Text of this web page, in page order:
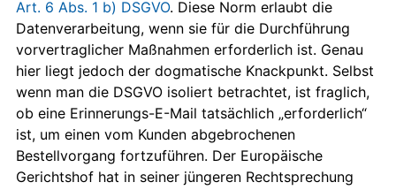
Art. 6 Abs. 1 b) DSGVO. Diese Norm erlaubt die
Datenverarbeitung, wenn sie für die Durchführung
vorvertraglicher Maßnahmen erforderlich ist. Genau
hier liegt jedoch der dogmatische Knackpunkt. Selbst
wenn man die DSGVO isoliert betrachtet, ist fraglich,
ob eine Erinnerungs-E-Mail tatsächlich „erforderlich“
ist, um einen vom Kunden abgebrochenen
Bestellvorgang fortzuführen. Der Europäische
Gerichtshof hat in seiner jüngeren Rechtsprechung